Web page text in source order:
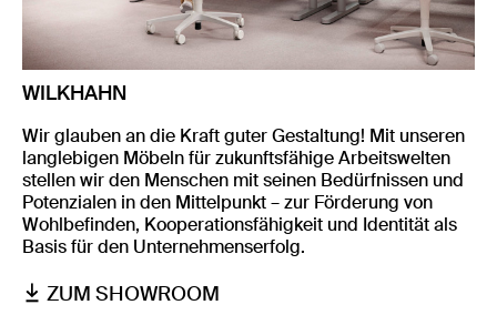
WILKHAHN
Wir glauben an die Kraft guter Gestaltung! Mit unseren
langlebigen Möbeln für zukunftsfähige Arbeitswelten
stellen wir den Menschen mit seinen Bedürfnissen und
Potenzialen in den Mittelpunkt – zur Förderung von
Wohlbefinden, Kooperationsfähigkeit und Identität als
Basis für den Unternehmenserfolg.
ZUM SHOWROOM